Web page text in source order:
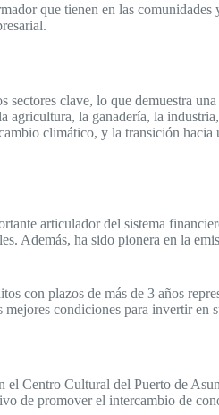
que tienen en las comunidades
clave, lo que demuestra
agricultura, la ganadería, la
climático, y la transición hacia
articulador del sistema
Además, ha sido pionera en la
con plazos de más de 3 años
condiciones para invertir en
Centro Cultural del Puerto de
de promover el intercambio de